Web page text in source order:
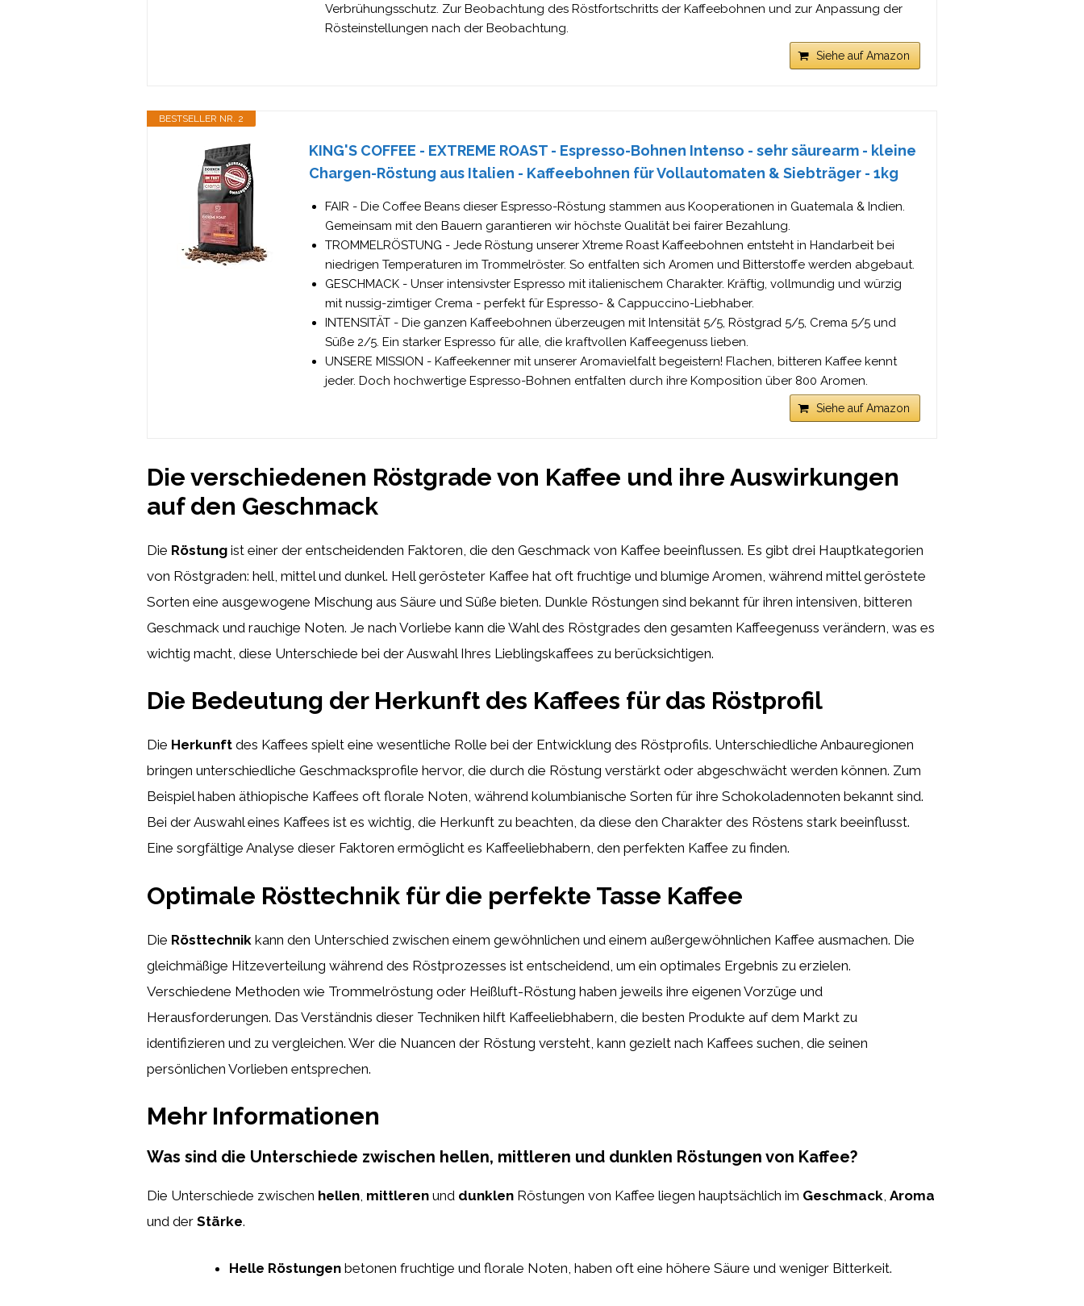
Verbrühungsschutz. Zur Beobachtung des Röstfortschritts der Kaffeebohnen und zur Anpassung der
Rösteinstellungen nach der Beobachtung.
Siehe auf Amazon
BESTSELLER NR. 2
KING'S COFFEE - EXTREME ROAST - Espresso-Bohnen Intenso - sehr säurearm - kleine
Chargen-Röstung aus Italien - Kaffeebohnen für Vollautomaten & Siebträger - 1kg
FAIR - Die Coffee Beans dieser Espresso-Röstung stammen aus Kooperationen in Guatemala & Indien.
Gemeinsam mit den Bauern garantieren wir höchste Qualität bei fairer Bezahlung.
TROMMELRÖSTUNG - Jede Röstung unserer Xtreme Roast Kaffeebohnen entsteht in Handarbeit bei
niedrigen Temperaturen im Trommelröster. So entfalten sich Aromen und Bitterstoffe werden abgebaut.
GESCHMACK - Unser intensivster Espresso mit italienischem Charakter. Kräftig, vollmundig und würzig
mit nussig-zimtiger Crema - perfekt für Espresso- & Cappuccino-Liebhaber.
INTENSITÄT - Die ganzen Kaffeebohnen überzeugen mit Intensität 5/5, Röstgrad 5/5, Crema 5/5 und
Süße 2/5. Ein starker Espresso für alle, die kraftvollen Kaffeegenuss lieben.
UNSERE MISSION - Kaffeekenner mit unserer Aromavielfalt begeistern! Flachen, bitteren Kaffee kennt
jeder. Doch hochwertige Espresso-Bohnen entfalten durch ihre Komposition über 800 Aromen.
Siehe auf Amazon
Die verschiedenen Röstgrade von Kaffee und ihre Auswirkungen
auf den Geschmack
Die Röstung ist einer der entscheidenden Faktoren, die den Geschmack von Kaffee beeinflussen. Es gibt drei Hauptkategorien
von Röstgraden: hell, mittel und dunkel. Hell gerösteter Kaffee hat oft fruchtige und blumige Aromen, während mittel geröstete
Sorten eine ausgewogene Mischung aus Säure und Süße bieten. Dunkle Röstungen sind bekannt für ihren intensiven, bitteren
Geschmack und rauchige Noten. Je nach Vorliebe kann die Wahl des Röstgrades den gesamten Kaffeegenuss verändern, was es
wichtig macht, diese Unterschiede bei der Auswahl Ihres Lieblingskaffees zu berücksichtigen.
Die Bedeutung der Herkunft des Kaffees für das Röstprofil
Die Herkunft des Kaffees spielt eine wesentliche Rolle bei der Entwicklung des Röstprofils. Unterschiedliche Anbauregionen
bringen unterschiedliche Geschmacksprofile hervor, die durch die Röstung verstärkt oder abgeschwächt werden können. Zum
Beispiel haben äthiopische Kaffees oft florale Noten, während kolumbianische Sorten für ihre Schokoladennoten bekannt sind.
Bei der Auswahl eines Kaffees ist es wichtig, die Herkunft zu beachten, da diese den Charakter des Röstens stark beeinflusst.
Eine sorgfältige Analyse dieser Faktoren ermöglicht es Kaffeeliebhabern, den perfekten Kaffee zu finden.
Optimale Rösttechnik für die perfekte Tasse Kaffee
Die Rösttechnik kann den Unterschied zwischen einem gewöhnlichen und einem außergewöhnlichen Kaffee ausmachen. Die
gleichmäßige Hitzeverteilung während des Röstprozesses ist entscheidend, um ein optimales Ergebnis zu erzielen.
Verschiedene Methoden wie Trommelröstung oder Heißluft-Röstung haben jeweils ihre eigenen Vorzüge und
Herausforderungen. Das Verständnis dieser Techniken hilft Kaffeeliebhabern, die besten Produkte auf dem Markt zu
identifizieren und zu vergleichen. Wer die Nuancen der Röstung versteht, kann gezielt nach Kaffees suchen, die seinen
persönlichen Vorlieben entsprechen.
Mehr Informationen
Was sind die Unterschiede zwischen hellen, mittleren und dunklen Röstungen von Kaffee?
Die Unterschiede zwischen hellen, mittleren und dunklen Röstungen von Kaffee liegen hauptsächlich im Geschmack, Aroma
und der Stärke.
Helle Röstungen betonen fruchtige und florale Noten, haben oft eine höhere Säure und weniger Bitterkeit.